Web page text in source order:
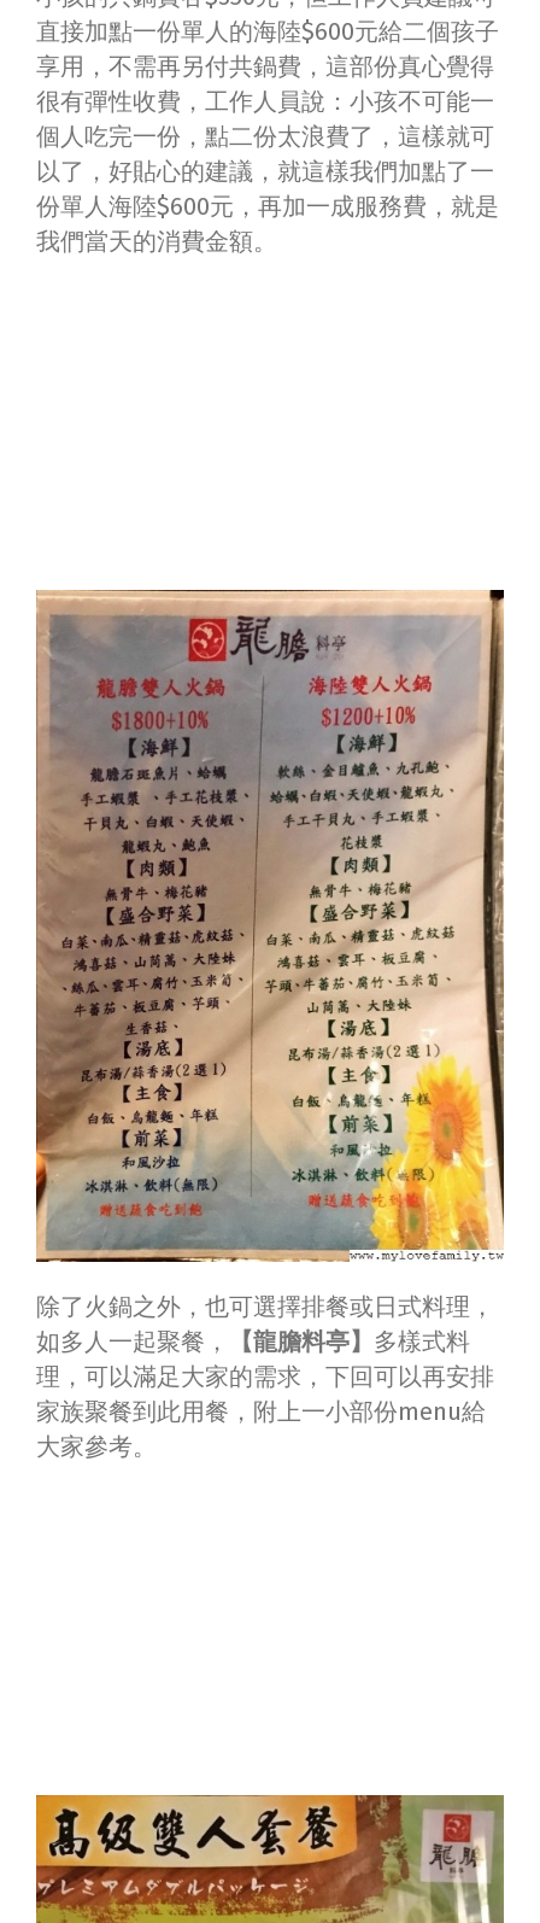
直接加點一份單人的海陸$600元給二個孩子
享用，不需再另付共鍋費，這部份真心覺得
很有彈性收費，工作人員說：小孩不可能一
個人吃完一份，點二份太浪費了，這樣就可
以了，好貼心的建議，就這樣我們加點了一
份單人海陸$600元，再加一成服務費，就是
我們當天的消費金額。
除了火鍋之外，也可選擇排餐或日式料理，
如多人一起聚餐，
【龍膽料亭】 多樣式料
理，可以滿足大家的需求，下回可以再安排
家族聚餐到此用餐，附上一小部份menu給
大家參考。